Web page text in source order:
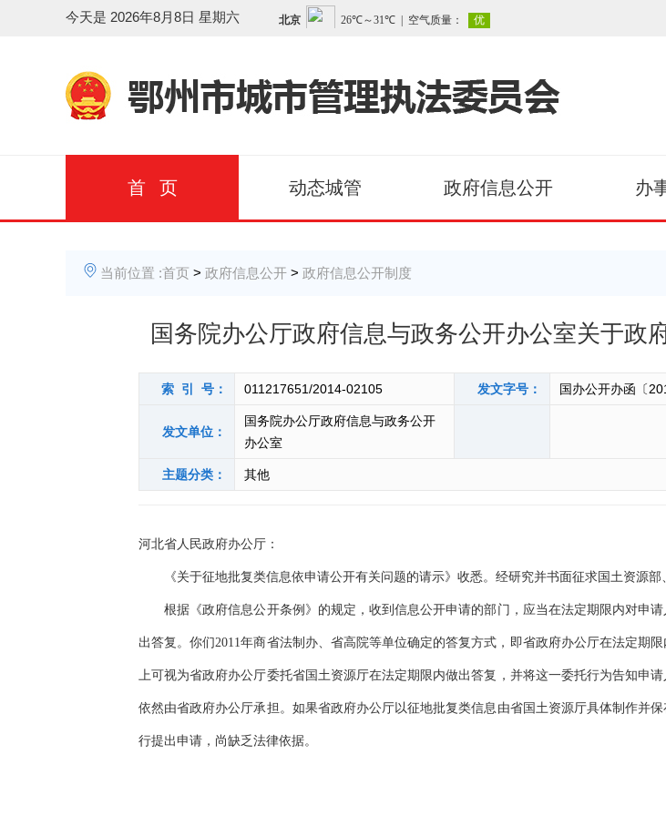
今天是 2026年8月8日 星期六
首 页 动态城管 政府信息公开 办
当前位置 :首页 > 政府信息公开 > 政府信息公开制度
国务院办公厅政府信息与政务公开办公室关于政
索 引 号： 011217651/2014-02105 发文字号： 国办公开办函〔
发文单位：
国务院办公厅政府信息与政务公开
办公室
主题分类： 其他
河北省人民政府办公厅：
《关于征地批复类信息依申请公开有关问题的请示》收悉。经研究并书面征求国土资源部
根据《政府信息公开条例》的规定，收到信息公开申请的部门，应当在法定期限内对申
出答复。你们2011年商省法制办、省高院等单位确定的答复方式，即省政府办公厅在法定期
上可视为省政府办公厅委托省国土资源厅在法定期限内做出答复，并将这一委托行为告知申
依然由省政府办公厅承担。如果省政府办公厅以征地批复类信息由省国土资源厅具体制作并
行提出申请，尚缺乏法律依据。